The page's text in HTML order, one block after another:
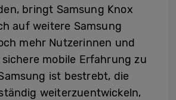
bringt Samsung Knox
auf weitere Samsung
mehr Nutzerinnen und
mobile Erfahrung zu
ist bestrebt, die
weiterzuentwickeln,